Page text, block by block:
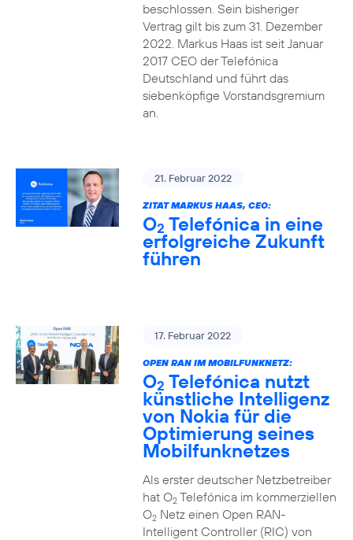
beschlossen. Sein bisheriger
Vertrag gilt bis zum 31. Dezember
2022. Markus Haas ist seit Januar
2017 CEO der Telefónica
Deutschland und führt das
siebenköpfige Vorstandsgremium
an.
21. Februar 2022
ZITAT MARKUS HAAS, CEO:
O2 Telefónica in eine
erfolgreiche Zukunft
führen
17. Februar 2022
OPEN RAN IM MOBILFUNKNETZ:
O2 Telefónica nutzt
künstliche Intelligenz
von Nokia für die
Optimierung seines
Mobilfunknetzes
Als erster deutscher Netzbetreiber
hat O2Telefónica im kommerziellen
O2Netz einen Open RAN-
Intelligent Controller (RIC) von